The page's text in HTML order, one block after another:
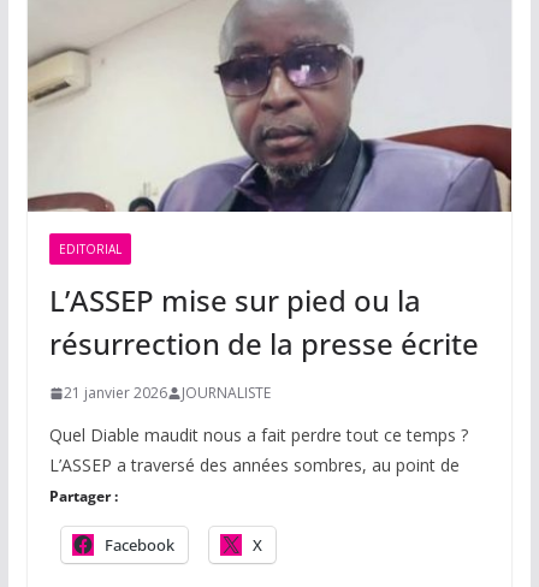
EDITORIAL
L’ASSEP mise sur pied ou la
résurrection de la presse écrite
21 janvier 2026 JOURNALISTE
Quel Diable maudit nous a fait perdre tout ce temps ?
L’ASSEP a traversé des années sombres, au point de
Partager :
Facebook X